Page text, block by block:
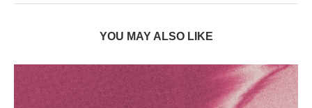
YOU MAY ALSO LIKE